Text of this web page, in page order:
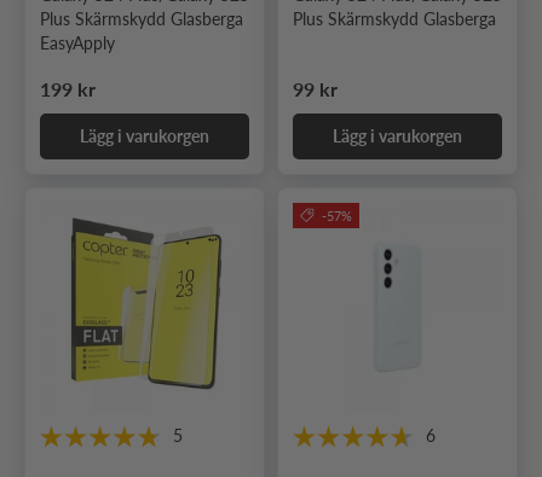
Plus Skärmskydd Glasberga
EasyApply
Ordinarie pris
199 kr
Lägg i varukorgen
Plus Skärmskydd Glasberga
Ordinarie pris
99 kr
Lägg i varukorgen
5
-57%
6